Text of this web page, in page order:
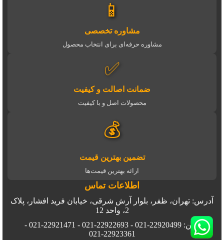
📱
مشاوره تخصصی
مشاوره حرفه‌ای برای انتخاب محصول
✅
ضمانت اصالت و کیفیت
محصولات اصل و با کیفیت
💰
تضمین بهترین قیمت
ارائه بهترین قیمت‌ها
اطلاعات تماس
آدرس: تهران، ظفر، بلوار آرش شرقی، خیابان فرید افشار، پلاک
2، واحد 12
تلفن: 22920499-021 - 22922693-021 - 22921471-021 -
22923361-021